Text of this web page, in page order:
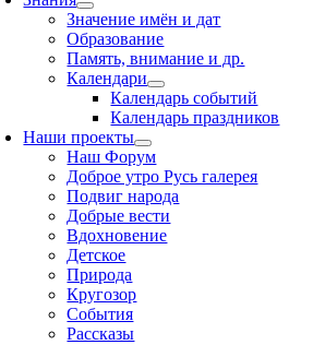
Значение имён и дат
Образование
Память, внимание и др.
Календари
Календарь событий
Календарь праздников
Наши проекты
Наш Форум
Доброе утро Русь галерея
Подвиг народа
Добрые вести
Вдохновение
Детское
Природа
Кругозор
События
Рассказы